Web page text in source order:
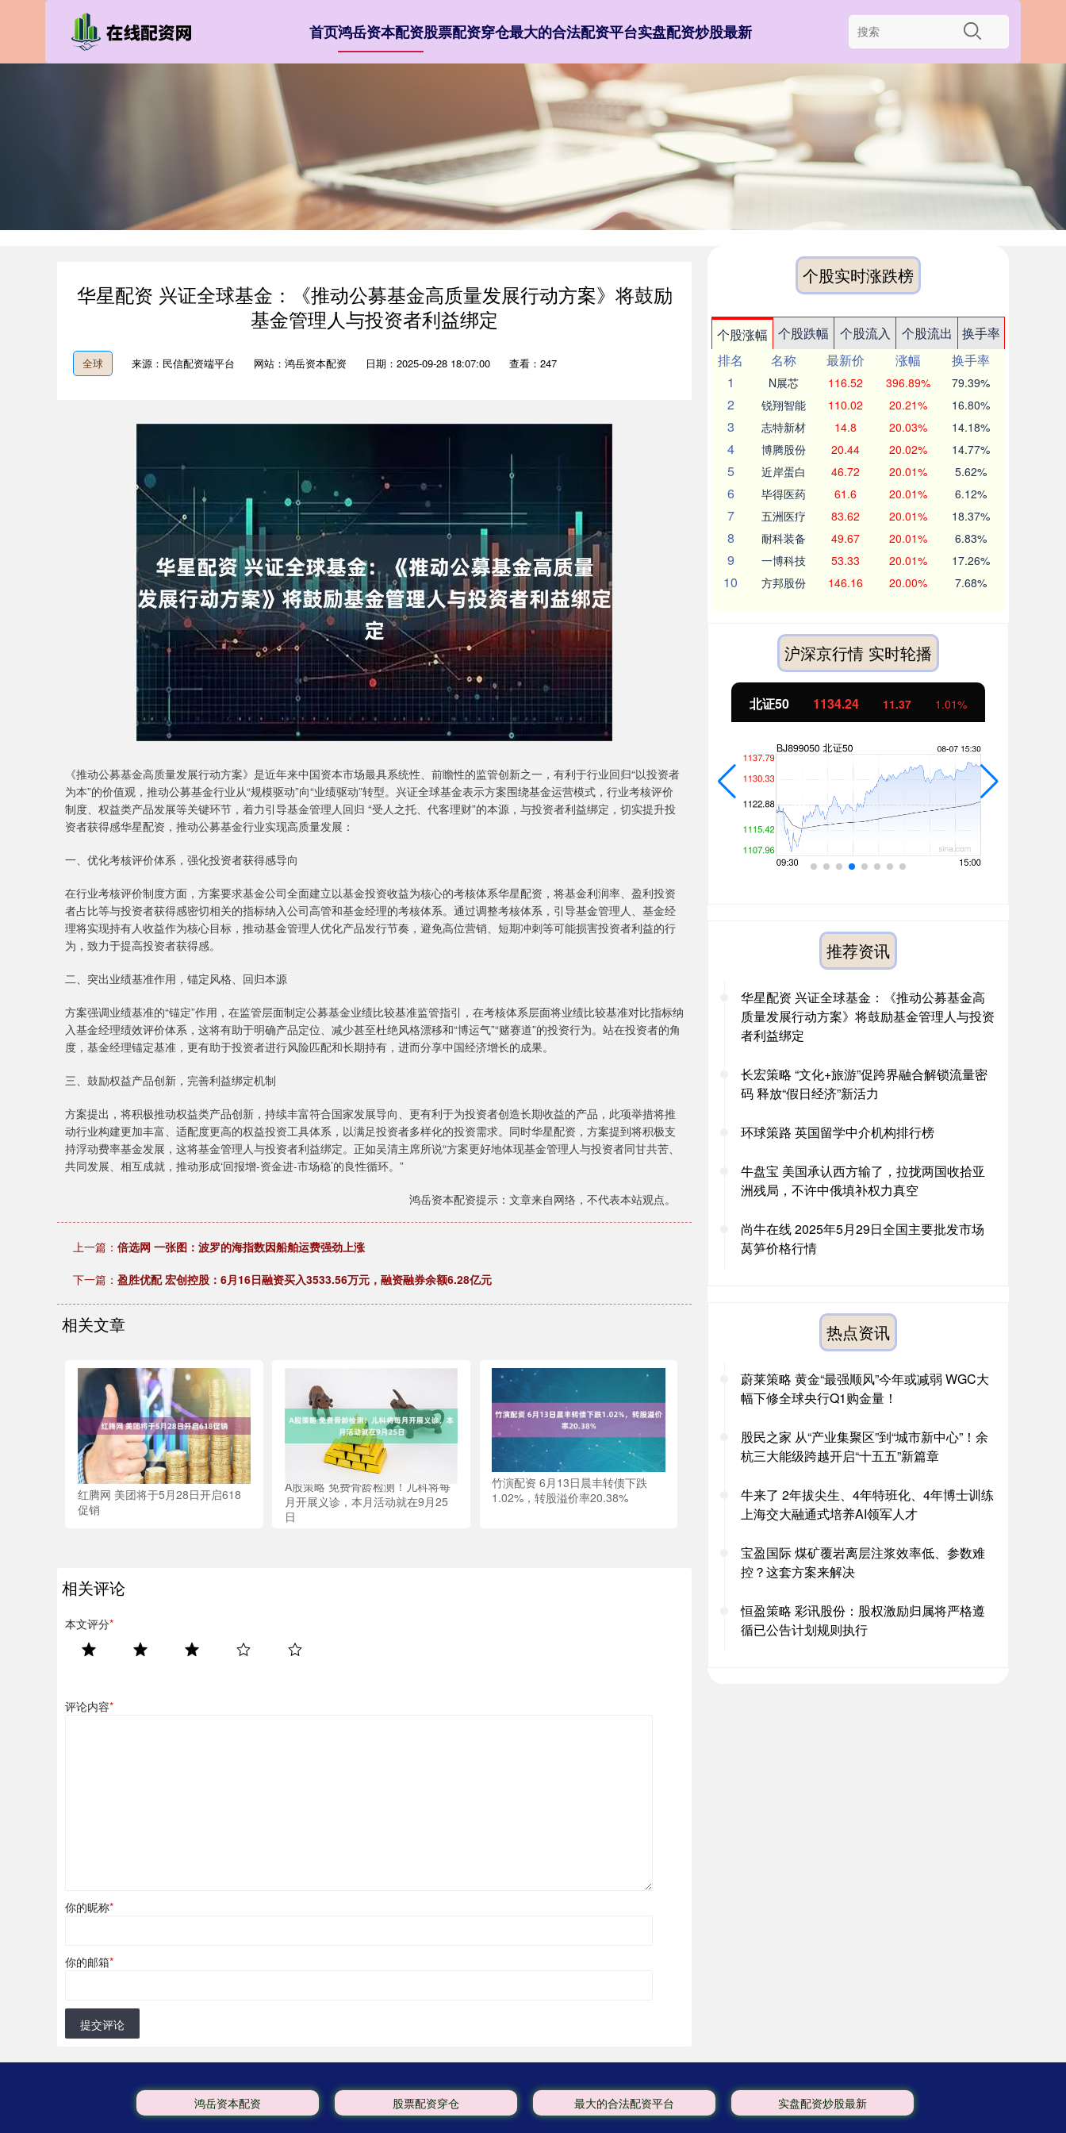
首页鸿岳资本配资股票配资穿仓最大的合法配资平台实盘配资炒股最新
华星配资 兴证全球基金：《推动公募基金高质量发展行动方案》将鼓励
基金管理人与投资者利益绑定
全球 来源：民信配资端平台 网站：鸿岳资本配资 日期：2025-09-28 18:07:00 查看：247
《推动公募基金高质量发展行动方案》是近年来中国资本市场最具系统性、前瞻性的监管创新之一，有利于行业回归“以投资者
为本”的价值观，推动公募基金行业从“规模驱动”向“业绩驱动”转型。兴证全球基金表示方案围绕基金运营模式，行业考核评价
制度、权益类产品发展等关键环节，着力引导基金管理人回归 “受人之托、代客理财”的本源，与投资者利益绑定，切实提升投
资者获得感华星配资，推动公募基金行业实现高质量发展：
一、优化考核评价体系，强化投资者获得感导向
在行业考核评价制度方面，方案要求基金公司全面建立以基金投资收益为核心的考核体系华星配资，将基金利润率、盈利投资
者占比等与投资者获得感密切相关的指标纳入公司高管和基金经理的考核体系。通过调整考核体系，引导基金管理人、基金经
理将实现持有人收益作为核心目标，推动基金管理人优化产品发行节奏，避免高位营销、短期冲刺等可能损害投资者利益的行
为，致力于提高投资者获得感。
二、突出业绩基准作用，锚定风格、回归本源
方案强调业绩基准的“锚定”作用，在监管层面制定公募基金业绩比较基准监管指引，在考核体系层面将业绩比较基准对比指标纳
入基金经理绩效评价体系，这将有助于明确产品定位、减少甚至杜绝风格漂移和“博运气”“赌赛道”的投资行为。站在投资者的角
度，基金经理锚定基准，更有助于投资者进行风险匹配和长期持有，进而分享中国经济增长的成果。
三、鼓励权益产品创新，完善利益绑定机制
方案提出，将积极推动权益类产品创新，持续丰富符合国家发展导向、更有利于为投资者创造长期收益的产品，此项举措将推
动行业构建更加丰富、适配度更高的权益投资工具体系，以满足投资者多样化的投资需求。同时华星配资，方案提到将积极支
持浮动费率基金发展，这将基金管理人与投资者利益绑定。正如吴清主席所说“方案更好地体现基金管理人与投资者同甘共苦、
共同发展、相互成就，推动形成‘回报增-资金进-市场稳’的良性循环。”
鸿岳资本配资提示：文章来自网络，不代表本站观点。
上一篇： 倍选网 一张图：波罗的海指数因船舶运费强劲上涨
下一篇： 盈胜优配 宏创控股：6月16日融资买入3533.56万元，融资融券余额6.28亿元
相关文章
红腾网 美团将于5月28日开启618
促销
A股策略 免费骨龄检测！儿科将每
月开展义诊，本月活动就在9月25
日
竹演配资 6月13日晨丰转债下跌
1.02%，转股溢价率20.38%
相关评论
本文评分*
评论内容*
你的昵称*
你的邮箱*
提交评论
个股实时涨跌榜
个股涨幅 个股跌幅 个股流入 个股流出
换手率
排名
名称 最新价 涨幅
换手率
1
N展芯 116.52 396.89% 79.39%
2 锐翔智能 110.02 20.21% 16.80%
3 志特新材 14.8 20.03% 14.18%
4 博腾股份 20.44 20.02% 14.77%
5 近岸蛋白 46.72 20.01% 5.62%
6 毕得医药 61.6 20.01% 6.12%
7 五洲医疗 83.62 20.01% 18.37%
8 耐科装备 49.67 20.01% 6.83%
9 一博科技 53.33 20.01% 17.26%
10 方邦股份 146.16 20.00% 7.68%
沪深京行情 实时轮播
深证成指 14311.01 200.89 1.42% 沪深300 4694.44 43.13 北证50 1134.24 11.37 1.01%
推荐资讯
华星配资 兴证全球基金：《推动公募基金高
质量发展行动方案》将鼓励基金管理人与投资
者利益绑定
长宏策略 “文化+旅游”促跨界融合解锁流量密
码 释放“假日经济”新活力
环球策路 英国留学中介机构排行榜
牛盘宝 美国承认西方输了，拉拢两国收拾亚
洲残局，不许中俄填补权力真空
尚牛在线 2025年5月29日全国主要批发市场
莴笋价格行情
热点资讯
蔚莱策略 黄金“最强顺风”今年或减弱 WGC大
幅下修全球央行Q1购金量！
股民之家 从“产业集聚区”到“城市新中心”！余
杭三大能级跨越开启“十五五”新篇章
牛来了 2年拔尖生、4年特班化、4年博士训练
上海交大融通式培养AI领军人才
宝盈国际 煤矿覆岩离层注浆效率低、参数难
控？这套方案来解决
恒盈策略 彩讯股份：股权激励归属将严格遵
循已公告计划规则执行
鸿岳资本配资 股票配资穿仓 最大的合法配资平台 实盘配资炒股最新